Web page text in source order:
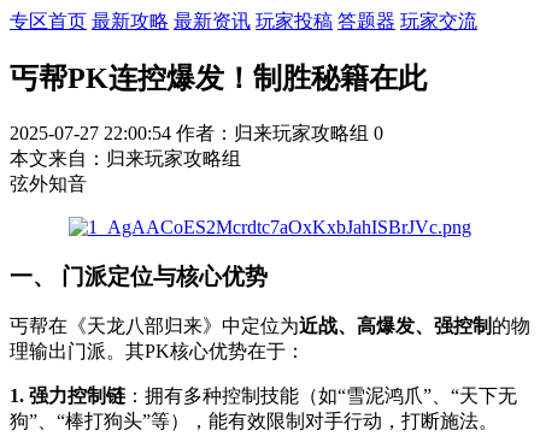
专区首页 最新攻略 最新资讯 玩家投稿 答题器 玩家交流
丐帮PK连控爆发！制胜秘籍在此
2025-07-27 22:00:54 作者：归来玩家攻略组 0
本文来自：归来玩家攻略组
弦外知音
一、 门派定位与核心优势
丐帮在《天龙八部归来》中定位为近战、高爆发、强控制 的物
理输出门派。其PK核心优势在于：
1. 强力控制链 ：拥有多种控制技能（如“雪泥鸿爪”、“天下无
狗”、“棒打狗头”等），能有效限制对手行动，打断施法。